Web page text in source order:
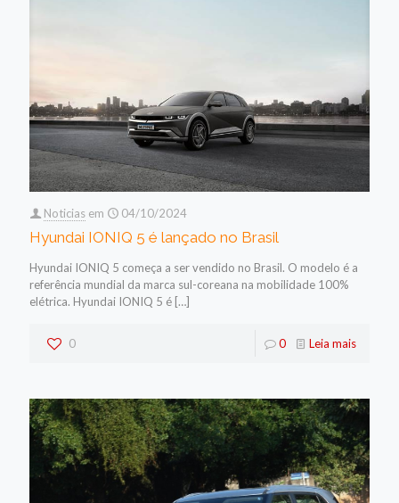
Noticias em 04/10/2024
Hyundai IONIQ 5 é lançado no Brasil
Hyundai IONIQ 5 começa a ser vendido no Brasil. O modelo é a
referência mundial da marca sul-coreana na mobilidade 100%
elétrica. Hyundai IONIQ 5 é […]
0 0 Leia mais